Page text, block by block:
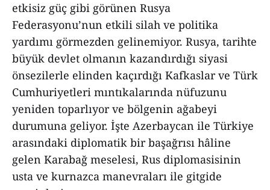
etkisiz güç gibi görünen Rusya
Federasyonu’nun etkili silah ve politika
yardımı görmezden gelinemiyor. Rusya, tarihte
büyük devlet olmanın kazandırdığı siyasi
önsezilerle elinden kaçırdığı Kafkaslar ve Türk
Cumhuriyetleri mıntıkalarında nüfuzunu
yeniden toparlıyor ve bölgenin ağabeyi
durumuna geliyor. İşte Azerbaycan ile Türkiye
arasındaki diplomatik bir başağrısı hâline
gelen Karabağ meselesi, Rus diplomasisinin
usta ve kurnazca manevraları ile gitgide